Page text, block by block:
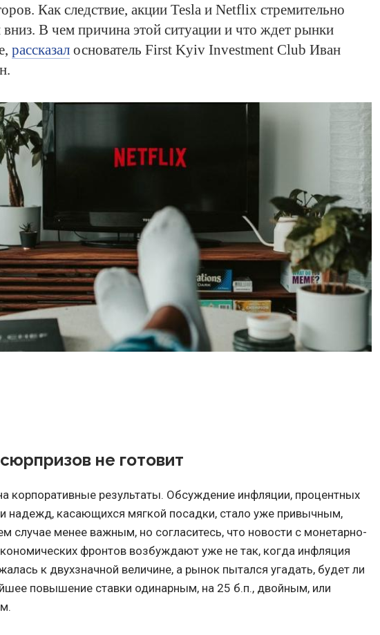
Как следствие, акции Tesla и Netflix стремительно
В чем причина этой ситуации и что ждет рынки
рассказал основатель First Kyiv Investment Club Иван
не готовит
корпоративные результаты. Обсуждение инфляции, процентных
надежд, касающихся мягкой посадки, стало уже привычным,
случае менее важным, но согласитесь, что новости с монетарно-
фронтов возбуждают уже не так, когда инфляция
к двухзначной величине, а рынок пытался угадать, будет ли
повышение ставки одинарным, на 25 б.п., двойным, или